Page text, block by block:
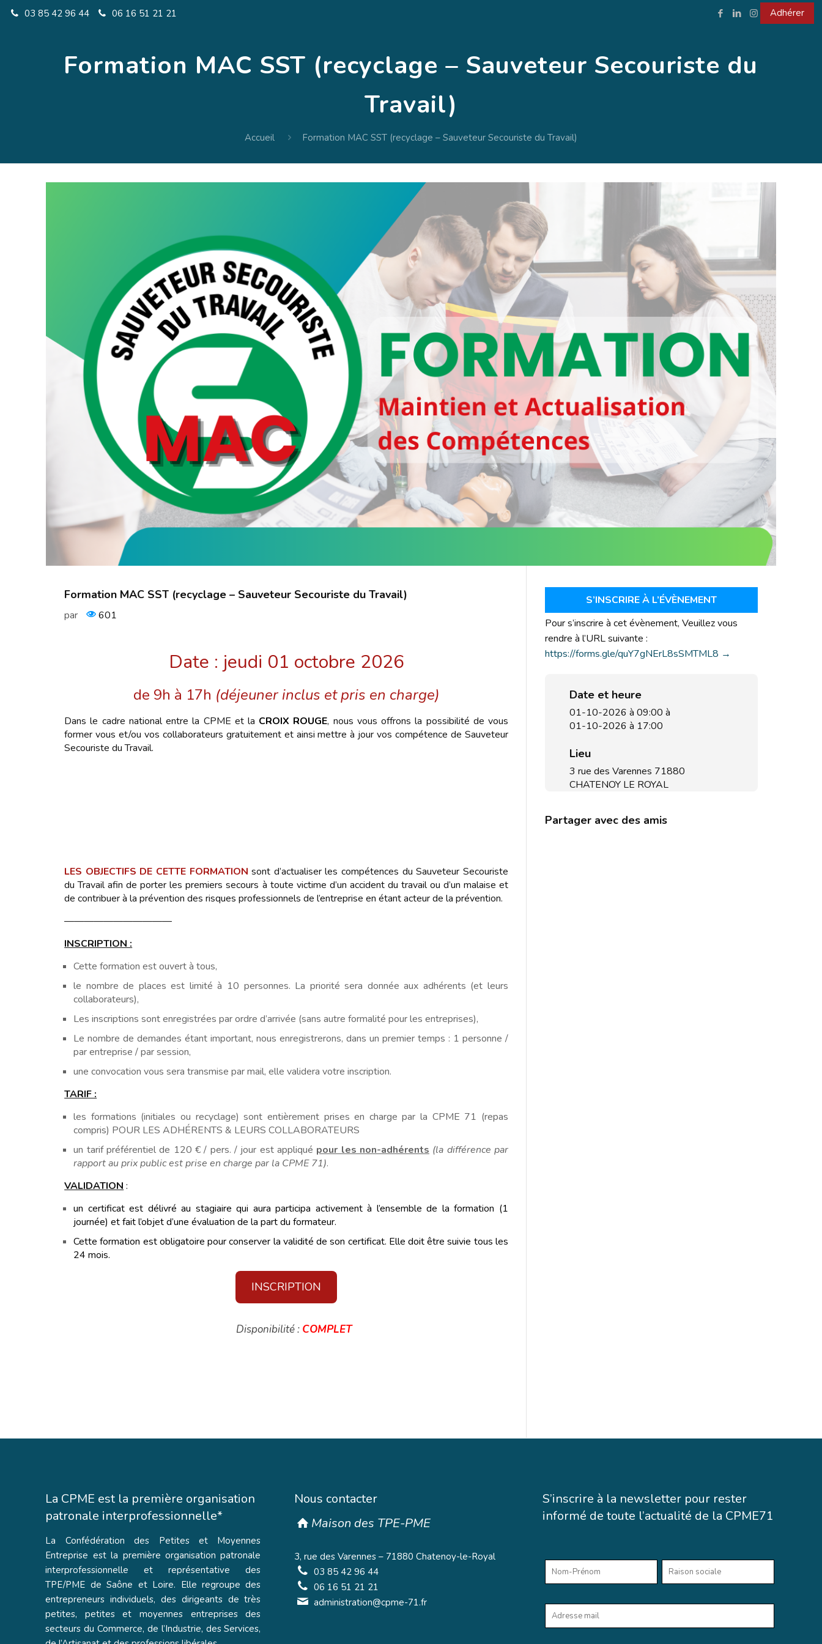
03 85 42 96 44 06 16 51 21 21 Adhérer
Formation MAC SST (recyclage – Sauveteur Secouriste du
Travail)
Accueil Formation MAC SST (recyclage – Sauveteur Secouriste du Travail)
Formation MAC SST (recyclage – Sauveteur Secouriste du Travail)
par 601
Date : jeudi 01 octobre 2026
de 9h à 17h (déjeuner inclus et pris en charge)
Dans le cadre national entre la CPME et la CROIX ROUGE, nous vous offrons la possibilité de vous
former vous et/ou vos collaborateurs gratuitement et ainsi mettre à jour vos compétence de Sauveteur
Secouriste du Travail.
LES OBJECTIFS DE CETTE FORMATION sont d’actualiser les compétences du Sauveteur Secouriste
du Travail afin de porter les premiers secours à toute victime d’un accident du travail ou d’un malaise et
de contribuer à la prévention des risques professionnels de l’entreprise en étant acteur de la prévention.
———————————
INSCRIPTION :
Cette formation est ouvert à tous,
le nombre de places est limité à 10 personnes. La priorité sera donnée aux adhérents (et leurs
collaborateurs),
Les inscriptions sont enregistrées par ordre d’arrivée (sans autre formalité pour les entreprises),
Le nombre de demandes étant important, nous enregistrerons, dans un premier temps : 1 personne /
par entreprise / par session,
une convocation vous sera transmise par mail, elle validera votre inscription.
TARIF :
les formations (initiales ou recyclage) sont entièrement prises en charge par la CPME 71 (repas
compris) POUR LES ADHÉRENTS & LEURS COLLABORATEURS
un tarif préférentiel de 120 € / pers. / jour est appliqué pour les non-adhérents (la différence par
rapport au prix public est prise en charge par la CPME 71).
VALIDATION :
un certificat est délivré au stagiaire qui aura participa activement à l’ensemble de la formation (1
journée) et fait l’objet d’une évaluation de la part du formateur.
Cette formation est obligatoire pour conserver la validité de son certificat. Elle doit être suivie tous les
24 mois.
INSCRIPTION
Disponibilité : COMPLET
S’INSCRIRE À L’ÉVÈNEMENT
Pour s’inscrire à cet évènement, Veuillez vous
rendre à l’URL suivante :
https://forms.gle/quY7gNErL8sSMTML8 →
Date et heure
01-10-2026 à 09:00 à
01-10-2026 à 17:00
Lieu
3 rue des Varennes 71880
CHATENOY LE ROYAL
Partager avec des amis
La CPME est la première organisation
patronale interprofessionnelle*
La Confédération des Petites et Moyennes
Entreprise est la première organisation patronale
interprofessionnelle et représentative des
TPE/PME de Saône et Loire. Elle regroupe des
entrepreneurs individuels, des dirigeants de très
petites, petites et moyennes entreprises des
secteurs du Commerce, de l’Industrie, des Services,
Nous contacter
Maison des TPE-PME
3, rue des Varennes – 71880 Chatenoy-le-Royal
03 85 42 96 44
06 16 51 21 21
administration@cpme-71.fr
S’inscrire à la newsletter pour rester
informé de toute l’actualité de la CPME71